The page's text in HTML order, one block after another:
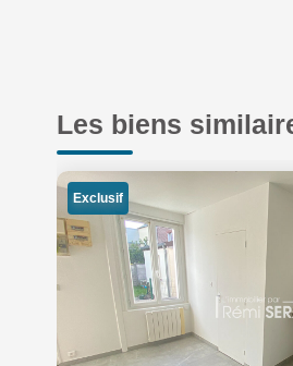
Les biens
Exclusif